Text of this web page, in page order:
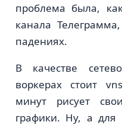
проблема была,
канала
падениях.
В качестве
воркерах стоит
минут рисует
графики. Ну, а для